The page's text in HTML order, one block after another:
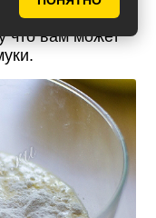
муку.
что вам может